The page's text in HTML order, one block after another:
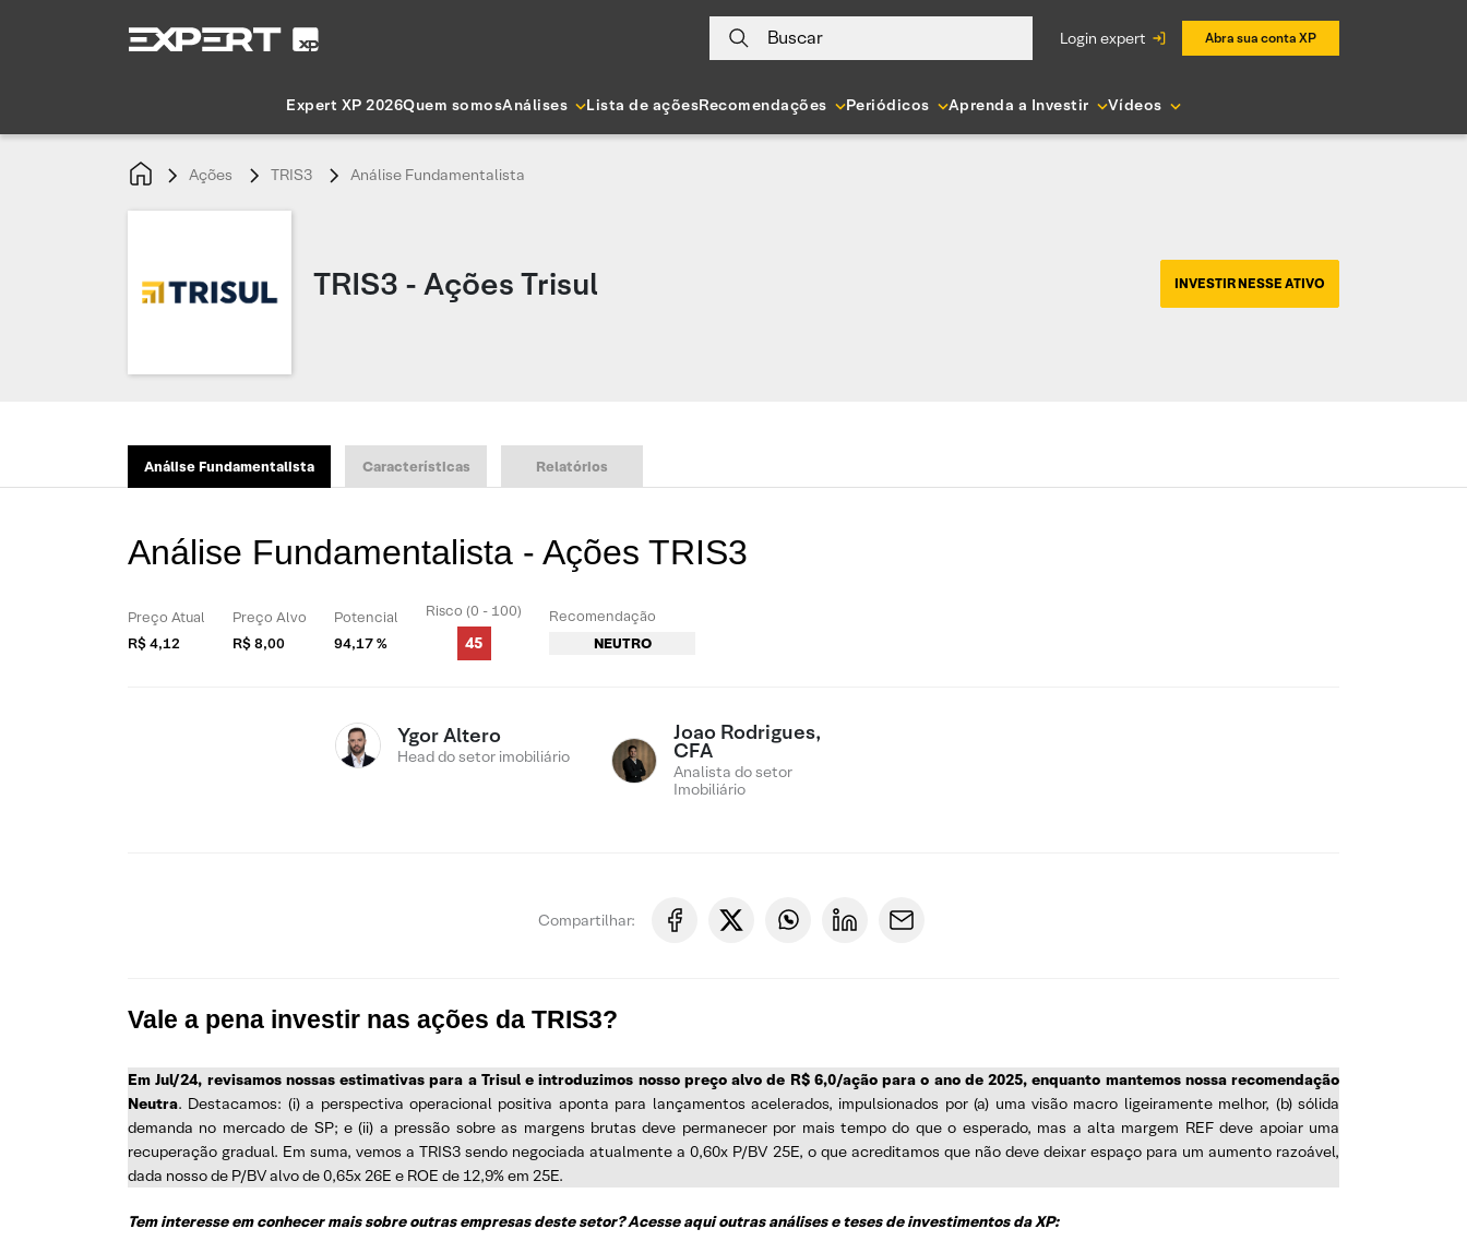
Buscar login expert Abra sua conta XP
Expert XP 2026Quem somosAnálises Lista de açõesRecomendações Periódicos Aprenda a Investir Vídeos
Ações TRIS3 Análise Fundamentalista
TRIS3 - Ações Trisul INVESTIR NESSE ATIVO
Análise Fundamentalista Características Relatórios
Análise Fundamentalista - Ações TRIS3
Preço Atual
R$ 4,12
Preço Alvo
R$ 8,00
Potencial
94,17 %
Risco (0 - 100)
45
Recomendação
NEUTRO
Ygor Altero
Head do setor imobiliário
Joao Rodrigues,
CFA
Analista do setor
Imobiliário
Compartilhar:
Vale a pena investir nas ações da TRIS3?
Em Jul/24, revisamos nossas estimativas para a Trisul e introduzimos nosso preço alvo de R$ 6,0/ação para o ano de 2025, enquanto mantemos nossa recomendação
Neutra. Destacamos: (i) a perspectiva operacional positiva aponta para lançamentos acelerados, impulsionados por (a) uma visão macro ligeiramente melhor, (b) sólida
demanda no mercado de SP; e (ii) a pressão sobre as margens brutas deve permanecer por mais tempo do que o esperado, mas a alta margem REF deve apoiar uma
recuperação gradual. Em suma, vemos a TRIS3 sendo negociada atualmente a 0,60x P/BV 25E, o que acreditamos que não deve deixar espaço para um aumento razoável,
dada nosso de P/BV alvo de 0,65x 26E e ROE de 12,9% em 25E.
Tem interesse em conhecer mais sobre outras empresas deste setor? Acesse aqui outras análises e teses de investimentos da XP: